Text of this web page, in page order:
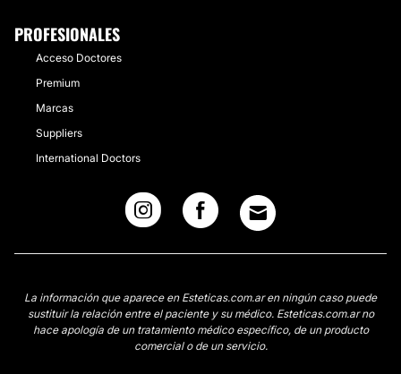
PROFESIONALES
Acceso Doctores
Premium
Marcas
Suppliers
International Doctors
La información que aparece en Esteticas.com.ar en ningún caso puede
sustituir la relación entre el paciente y su médico. Esteticas.com.ar no
hace apología de un tratamiento médico específico, de un producto
comercial o de un servicio.